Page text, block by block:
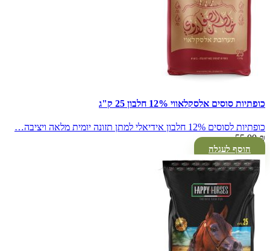
כופתיות סוסים אלסקלאווי 12% חלבון 25 ק"ג
כופתיות לסוסים 12% חלבון אידיאלי למתן תזונה יומית מלאה ויציבה…
55.00₪
הוסף לעגלה